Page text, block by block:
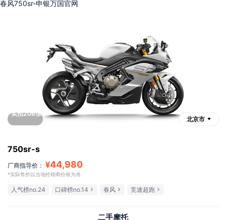
春风750sr-申银万国官网
实拍206张
北京市
750sr-s
厂商指导价： ¥44,980
*实际售价以当地经销商价格为准
人气榜no.24 口碑榜no.14 春风 竞速超跑
二手摩托